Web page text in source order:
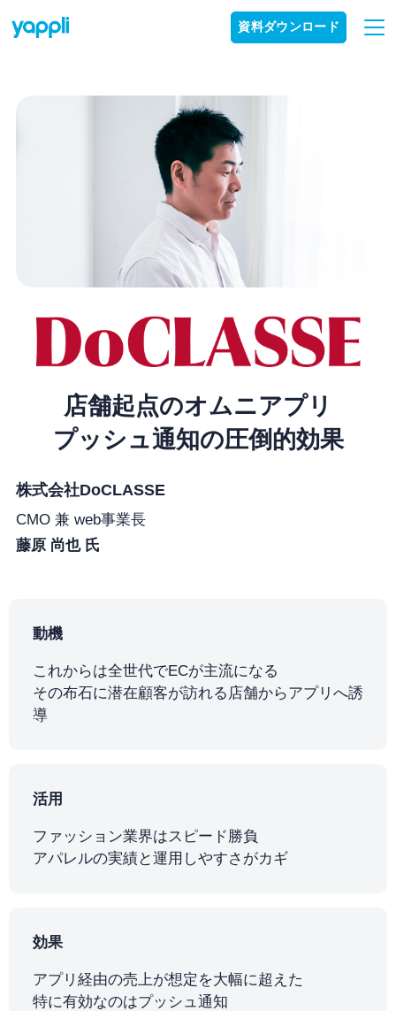
資料ダウンロード
店舗起点のオムニアプリ
プッシュ通知の圧倒的効果
株式会社DoCLASSE
CMO 兼 web事業長
藤原 尚也 氏
動機
これからは全世代でECが主流になる
その布石に潜在顧客が訪れる店舗からアプリへ誘
導
活用
ファッション業界はスピード勝負
アパレルの実績と運用しやすさがカギ
効果
アプリ経由の売上が想定を大幅に超えた
特に有効なのはプッシュ通知